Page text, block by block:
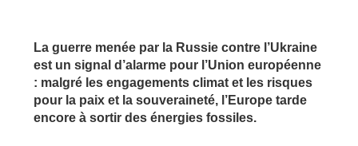
La guerre menée par la Russie contre l’Ukraine
est un signal d’alarme pour l’Union européenne
: malgré les engagements climat et les risques
pour la paix et la souveraineté, l’Europe tarde
encore à sortir des énergies fossiles.